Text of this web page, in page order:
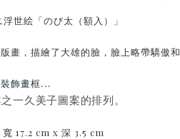
世絵「のび太（額入）」
畫，描繪了大雄的臉，臉上略帶驕傲和
飾畫框...
一久美子圖案的排列。
17.2 cm x 深 3.5 cm